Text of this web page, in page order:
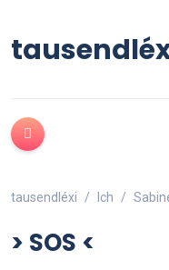
tausendléxi Ich
> SOS <